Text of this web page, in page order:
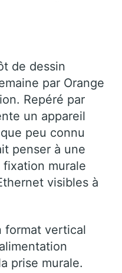
de dessin
par Orange
Repéré par
un appareil
peu connu
penser à une
murale
visibles à
format vertical
prise murale.